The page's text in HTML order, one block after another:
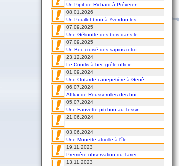
Un Pipit de Richard à Préveren...
08.01.2026
Un Pouillot brun à Yverdon-les...
07.09.2025
Une Gélinotte des bois dans le...
07.09.2025
Un Bec-croisé des sapins retro...
23.12.2024
Le Courlis à bec grêle officie...
01.09.2024
Une Outarde canepetière à Genè...
06.07.2024
Afflux de Rousserolles des bui...
05.07.2024
Une Fauvette pitchou au Tessin...
21.06.2024
03.06.2024
Une Mouette atricille à l'île ...
19.11.2023
Première observation du Tarier...
13.11.2023